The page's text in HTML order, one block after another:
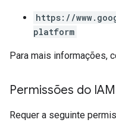
https://
platform
Para mais informações,
Permissões do IAM
Requer a seguinte